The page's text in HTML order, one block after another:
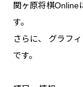
関ヶ原将棋Online
す。
さらに、 グラフ
です。